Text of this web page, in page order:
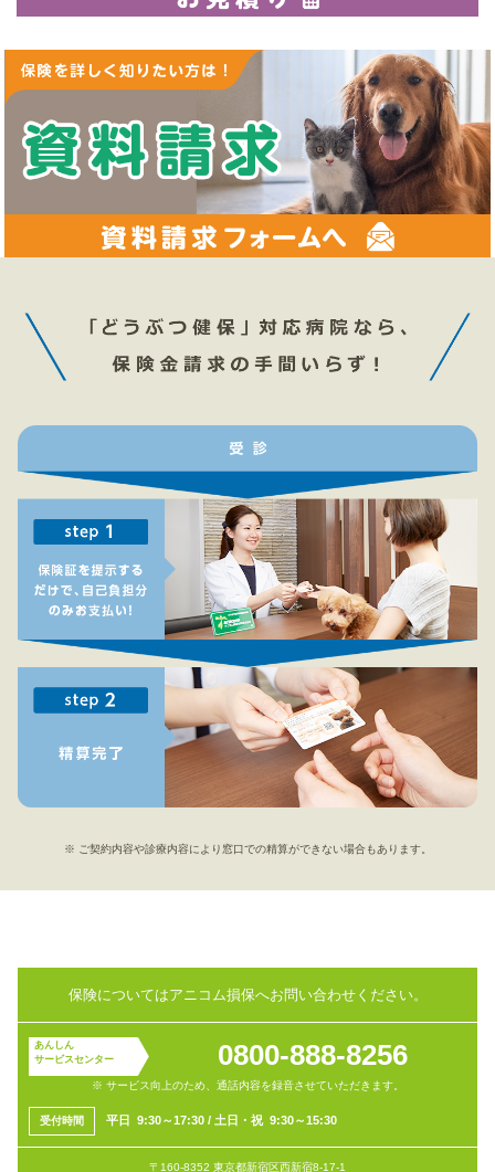
※ ご契約内容や診療内容により窓口での精算ができない場合もあります。
保険についてはアニコム損保へお問い合わせください。
あんしん
サービスセンター
0800-888-8256
※ サービス向上のため、通話内容を録音させていただきます。
受付時間 平日 9:30～17:30/ 土日・祝 9:30～15:30
〒160-8352 東京都新宿区西新宿8-17-1